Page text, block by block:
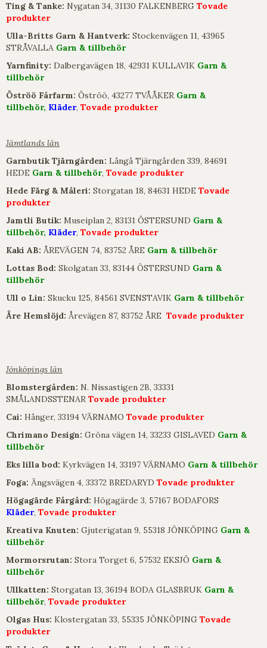
Ting & Tanke: Nygatan 34, 31130 FALKENBERG Tovade
produkter
Ulla-Britts Garn & Hantverk: Stockenvägen 11, 43965
STRÅVALLA Garn & tillbehör
Yarnfinity: Dalbergavägen 18, 42931 KULLAVIK Garn &
tillbehör
Öströö Fårfarm: Öströö, 43277 TVÅÅKER Garn &
tillbehör, Kläder, Tovade produkter
Jämtlands län
Garnbutik Tjärngården: Långå Tjärngården 339, 84691
HEDE Garn & tillbehör, Tovade produkter
Hede Färg & Måleri: Storgatan 18, 84631 HEDE Tovade
produkter
Jamtli Butik: Museiplan 2, 83131 ÖSTERSUND Garn &
tillbehör, Kläder, Tovade produkter
Kaki AB: ÅREVÄGEN 74, 83752 ÅRE Garn & tillbehör
Lottas Bod: Skolgatan 33, 83144 ÖSTERSUND Garn &
tillbehör
Ull o Lin: Skucku 125, 84561 SVENSTAVIK Garn & tillbehör
Åre Hemslöjd: Årevägen 87, 83752 ÅRE Tovade produkter
Jönköpings län
Blomstergården: N. Nissastigen 2B, 33331
SMÅLANDSSTENAR Tovade produkter
Cai: Hånger, 33194 VÄRNAMO Tovade produkter
Chrimano Design: Gröna vägen 14, 33233 GISLAVED Garn &
tillbehör
Eks lilla bod: Kyrkvägen 14, 33197 VÄRNAMO Garn & tillbehör
Foga: Ängsvägen 4, 33372 BREDARYD Tovade produkter
Högagärde Fårgård: Högagärde 3, 57167 BODAFORS
Kläder, Tovade produkter
Kreativa Knuten: Gjuterigatan 9, 55318 JÖNKÖPING Garn &
tillbehör
Mormorsrutan: Stora Torget 6, 57532 EKSJÖ Garn &
tillbehör
Ullkatten: Storgatan 13, 36194 BODA GLASBRUK Garn &
tillbehör, Tovade produkter
Olgas Hus: Klostergatan 33, 55335 JÖNKÖPING Tovade
produkter